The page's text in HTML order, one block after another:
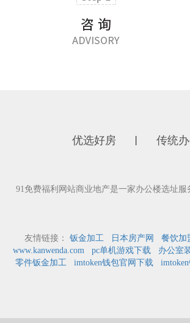
优选好房 传统
91免费福利网站商业地产是一家办公楼选址
友情链接： 钣金加工 日本房产网 餐饮加
www.kanwenda.com
pc单机游戏下载 办公室
零件钣金加工
imtoken钱包官网下载